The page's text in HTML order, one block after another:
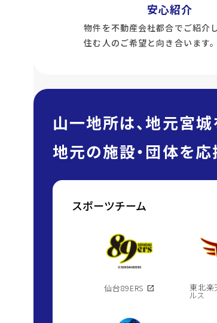
安心紹介
物件を不動産会社都合でご紹介
住む人のご希望と向き合います。
山一地所は、地元宮城
地元の施設・団体を応
スポーツチーム
仙台89ERS open_in_new 東北楽
ルス